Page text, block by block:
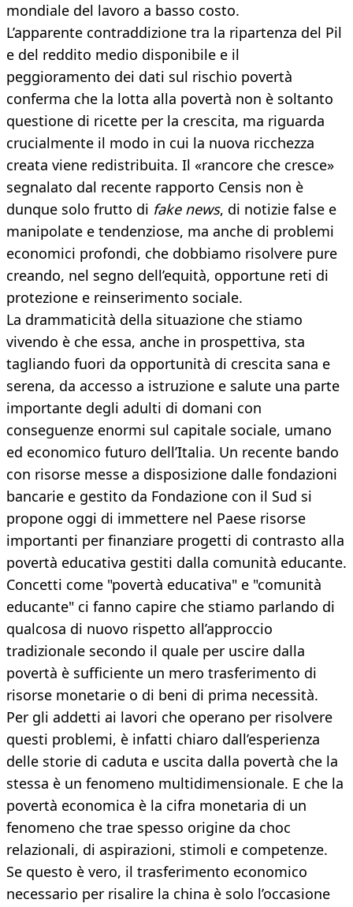
mondiale del lavoro a basso costo.
L’apparente contraddizione tra la ripartenza del Pil
e del reddito medio disponibile e il
peggioramento dei dati sul rischio povertà
conferma che la lotta alla povertà non è soltanto
questione di ricette per la crescita, ma riguarda
crucialmente il modo in cui la nuova ricchezza
creata viene redistribuita. Il «rancore che cresce»
segnalato dal recente rapporto Censis non è
dunque solo frutto di fake news, di notizie false e
manipolate e tendenziose, ma anche di problemi
economici profondi, che dobbiamo risolvere pure
creando, nel segno dell’equità, opportune reti di
protezione e reinserimento sociale.
La drammaticità della situazione che stiamo
vivendo è che essa, anche in prospettiva, sta
tagliando fuori da opportunità di crescita sana e
serena, da accesso a istruzione e salute una parte
importante degli adulti di domani con
conseguenze enormi sul capitale sociale, umano
ed economico futuro dell’Italia. Un recente bando
con risorse messe a disposizione dalle fondazioni
bancarie e gestito da Fondazione con il Sud si
propone oggi di immettere nel Paese risorse
importanti per finanziare progetti di contrasto alla
povertà educativa gestiti dalla comunità educante.
Concetti come "povertà educativa" e "comunità
educante" ci fanno capire che stiamo parlando di
qualcosa di nuovo rispetto all’approccio
tradizionale secondo il quale per uscire dalla
povertà è sufficiente un mero trasferimento di
risorse monetarie o di beni di prima necessità.
Per gli addetti ai lavori che operano per risolvere
questi problemi, è infatti chiaro dall’esperienza
delle storie di caduta e uscita dalla povertà che la
stessa è un fenomeno multidimensionale. E che la
povertà economica è la cifra monetaria di un
fenomeno che trae spesso origine da choc
relazionali, di aspirazioni, stimoli e competenze.
Se questo è vero, il trasferimento economico
necessario per risalire la china è solo l’occasione